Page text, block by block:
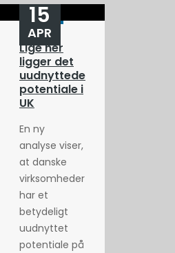
Lige her
ligger det
uudnyttede
potentiale i
UK
15
APR
En ny
analyse viser,
at danske
virksomheder
har et
betydeligt
uudnyttet
potentiale på